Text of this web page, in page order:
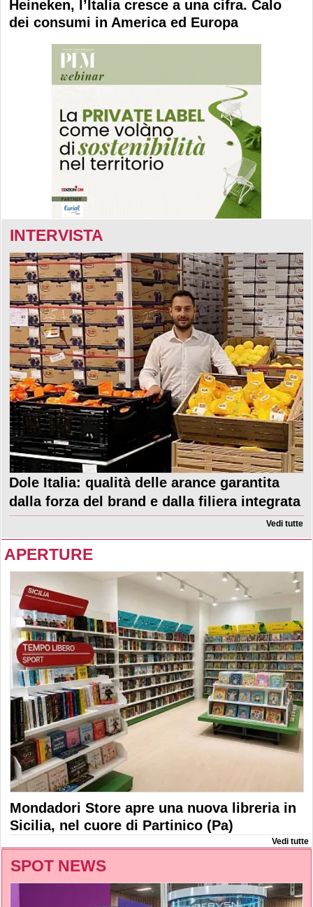
Heineken, l’Italia cresce a una cifra. Calo
dei consumi in America ed Europa
INTERVISTA
Dole Italia: qualità delle arance garantita
dalla forza del brand e dalla filiera integrata
Vedi tutte
APERTURE
Mondadori Store apre una nuova libreria in
Sicilia, nel cuore di Partinico (Pa)
Vedi tutte
SPOT NEWS